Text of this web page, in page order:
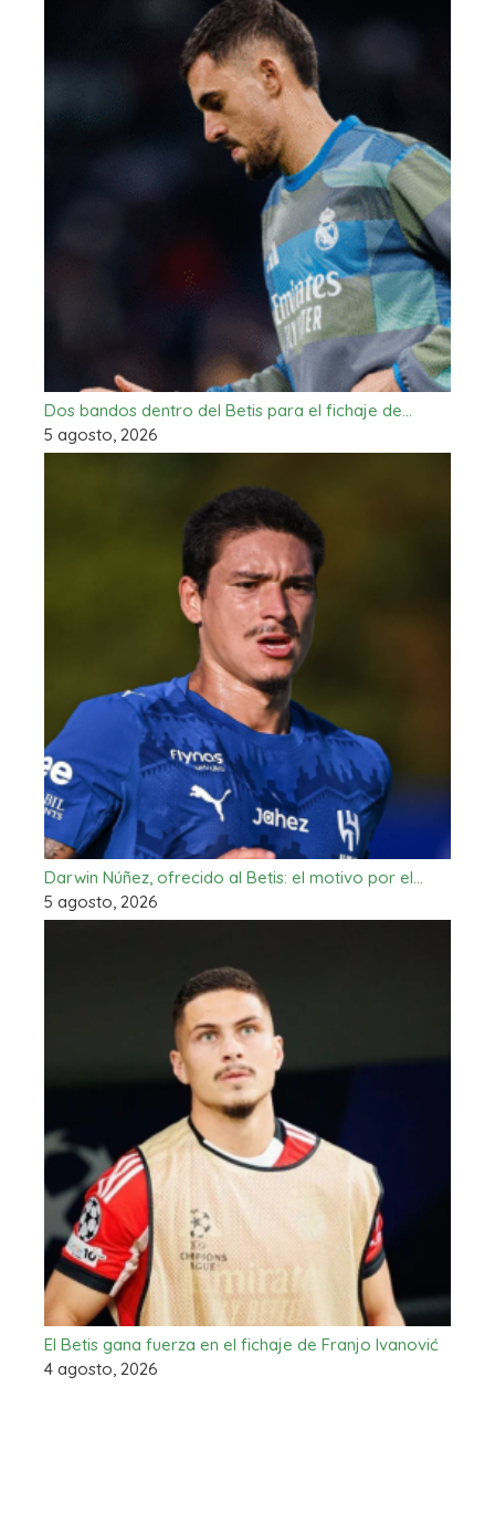
Dos bandos dentro del Betis para el fichaje de…
5 agosto, 2026
Darwin Núñez, ofrecido al Betis: el motivo por el…
5 agosto, 2026
El Betis gana fuerza en el fichaje de Franjo Ivanović
4 agosto, 2026